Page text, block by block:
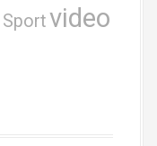
Sportvideo